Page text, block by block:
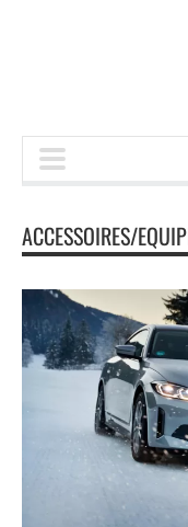
ACCESSOIRES/